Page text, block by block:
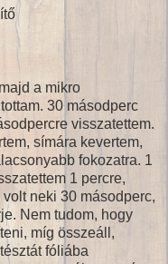
a mikro
30 másodperc
visszatettem.
símára kevertem,
fokozatra. 1
1 percre,
neki 30 másodperc,
Nem tudom, hogy
míg összeáll,
fóliába